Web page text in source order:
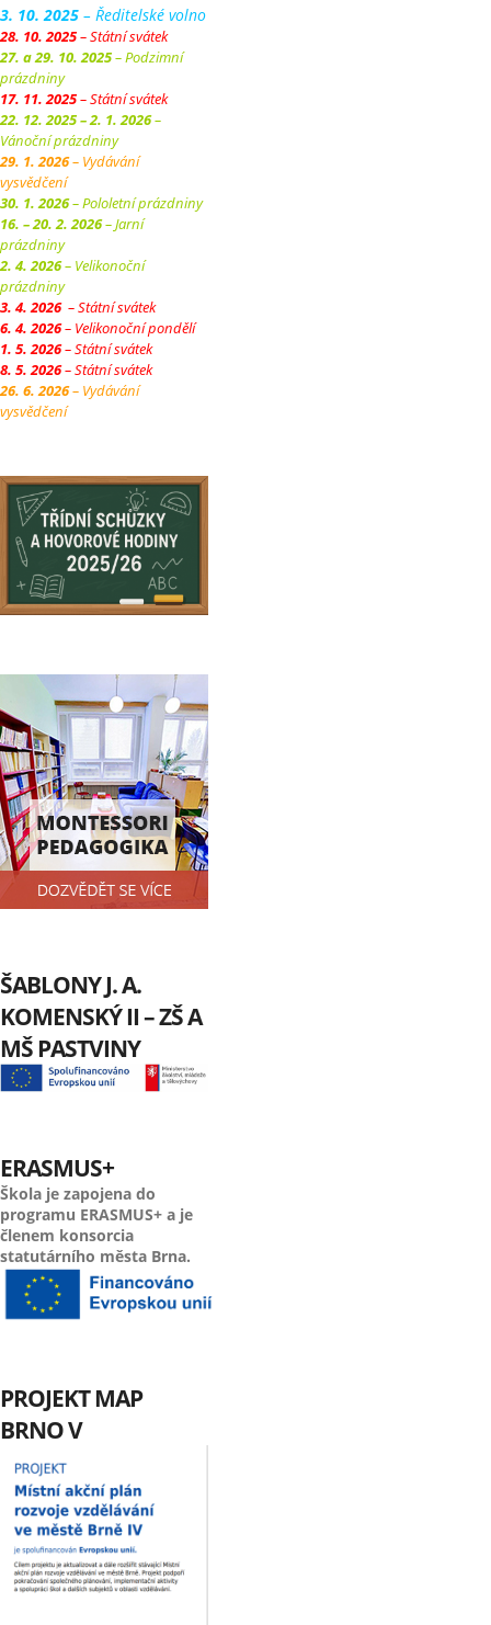
3. 10. 2025 – Ředitelské volno
28. 10. 2025– Státní svátek
27. a 29. 10. 2025– Podzimní
prázdniny
17. 11. 2025– Státní svátek
22. 12. 2025 – 2. 1. 2026–
Vánoční prázdniny
29. 1. 2026– Vydávání
vysvědčení
30. 1. 2026– Pololetní prázdniny
16. – 20. 2. 2026– Jarní
prázdniny
2. 4. 2026– Velikonoční
prázdniny
3. 4. 2026– Státní svátek
6. 4. 2026– Velikonoční pondělí
1. 5. 2026– Státní svátek
8. 5. 2026– Státní svátek
26. 6. 2026– Vydávání
vysvědčení
ŠABLONY J. A.
KOMENSKÝ II – ZŠ A
MŠ PASTVINY
ERASMUS+
Škola je zapojena do
programu ERASMUS+ a je
členem konsorcia
statutárního města Brna.
PROJEKT MAP
BRNO V